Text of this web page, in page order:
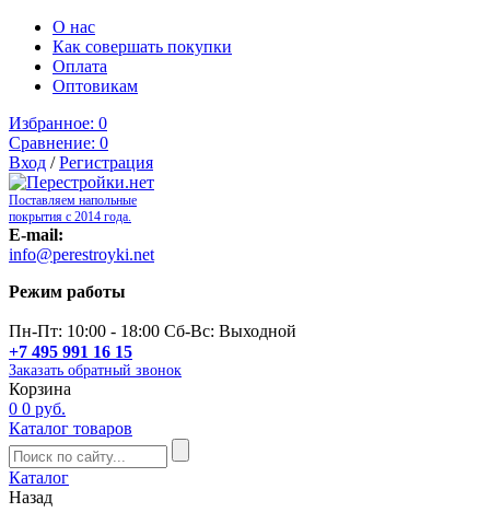
О нас
Как совершать покупки
Оплата
Оптовикам
Избранное: 0
Сравнение: 0
Вход /Регистрация
Поставляем напольные
покрытия с 2014 года.
E-mail:
info@perestroyki.net
Режим работы
Пн-Пт: 10:00 - 18:00 Сб-Вс: Выходной
+7 495 991 16 15
Заказать обратный звонок
Корзина
0 0 руб.
Каталог товаров
Каталог
Назад